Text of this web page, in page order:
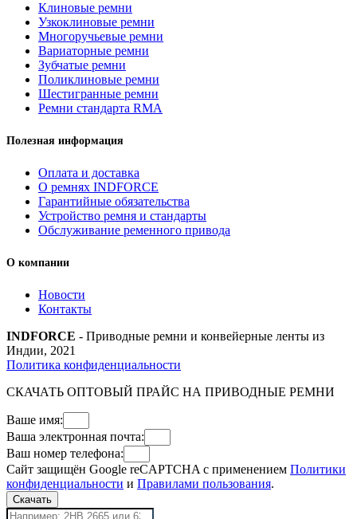
Strongest
quantity
Клиновые ремни
Узкоклиновые ремни
Многоручьевые ремни
Вариаторные ремни
Зубчатые ремни
Поликлиновые ремни
Шестигранные ремни
Ремни стандарта RMA
Полезная информация
Оплата и доставка
О ремнях INDFORCE
Гарантийные обязательства
Устройство ремня и стандарты
Обслуживание ременного привода
О компании
Новости
Контакты
INDFORCE - Приводные ремни и конвейерные ленты из
Индии, 2021
Политика конфиденциальности
СКАЧАТЬ ОПТОВЫЙ ПРАЙС НА ПРИВОДНЫЕ РЕМНИ
Ваше имя:
Ваша электронная почта:
Ваш номер телефона:
Сайт защищён Google reCAPTCHA с применением Политики
конфиденциальности и Правилами пользования.
Скачать
Поиск